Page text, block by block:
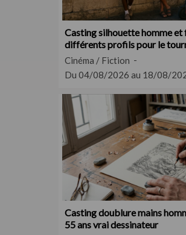
Casting silhouette homme et
différents profils pour le
métrage
Cinéma / Fiction
Du 04/08/2026 au 18/08/
Casting doublure mains
55 ans vrai dessinateur